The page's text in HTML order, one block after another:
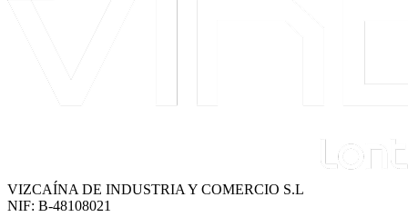
VIZCAÍNA DE INDUSTRIA Y COMERCIO S.L
NIF: B-48108021